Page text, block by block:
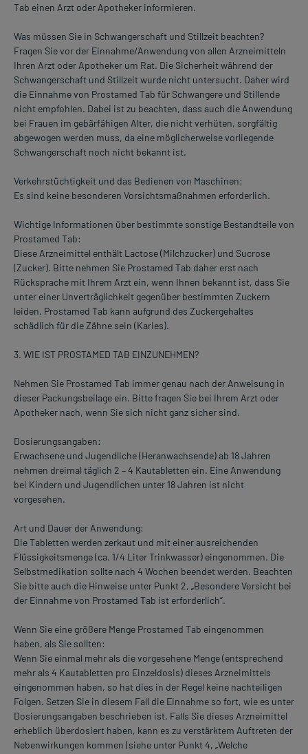
Tab einen Arzt oder Apotheker informieren.
Was müssen Sie in Schwangerschaft und Stillzeit beachten?
Fragen Sie vor der Einnahme/Anwendung von allen Arzneimitteln
Ihren Arzt oder Apotheker um Rat. Die Sicherheit während der
Schwangerschaft und Stillzeit wurde nicht untersucht. Daher wird
die Einnahme von Prostamed Tab für Schwangere und Stillende
nicht empfohlen. Dabei ist zu beachten, dass auch die Anwendung
bei Frauen im gebärfähigen Alter, die nicht verhüten, sorgfältig
abgewogen werden muss, da eine möglicherweise vorliegende
Schwangerschaft noch nicht bekannt ist.
Verkehrstüchtigkeit und das Bedienen von Maschinen:
Es sind keine besonderen Vorsichtsmaßnahmen erforderlich.
Wichtige Informationen über bestimmte sonstige Bestandteile von
Prostamed Tab:
Diese Arzneimittel enthält Lactose (Milchzucker) und Sucrose
(Zucker). Bitte nehmen Sie Prostamed Tab daher erst nach
Rücksprache mit Ihrem Arzt ein, wenn Ihnen bekannt ist, dass Sie
unter einer Unverträglichkeit gegenüber bestimmten Zuckern
leiden. Prostamed Tab kann aufgrund des Zuckergehaltes
schädlich für die Zähne sein (Karies).
3. WIE IST PROSTAMED TAB EINZUNEHMEN?
Nehmen Sie Prostamed Tab immer genau nach der Anweisung in
dieser Packungsbeilage ein. Bitte fragen Sie bei Ihrem Arzt oder
Apotheker nach, wenn Sie sich nicht ganz sicher sind.
Dosierungsangaben:
Erwachsene und Jugendliche (Heranwachsende) ab 18 Jahren
nehmen dreimal täglich 2 – 4 Kautabletten ein. Eine Anwendung
bei Kindern und Jugendlichen unter 18 Jahren ist nicht
vorgesehen.
Art und Dauer der Anwendung:
Die Tabletten werden zerkaut und mit einer ausreichenden
Flüssigkeitsmenge (ca. 1/4 Liter Trinkwasser) eingenommen. Die
Selbstmedikation sollte nach 4 Wochen beendet werden. Beachten
Sie bitte auch die Hinweise unter Punkt 2, „Besondere Vorsicht bei
der Einnahme von Prostamed Tab ist erforderlich“.
Wenn Sie eine größere Menge Prostamed Tab eingenommen
haben, als Sie sollten:
Wenn Sie einmal mehr als die vorgesehene Menge (entsprechend
mehr als 4 Kautabletten pro Einzeldosis) dieses Arzneimittels
eingenommen haben, so hat dies in der Regel keine nachteiligen
Folgen. Setzen Sie in diesem Fall die Einnahme so fort, wie es unter
Dosierungsangaben beschrieben ist. Falls Sie dieses Arzneimittel
erheblich überdosiert haben, kann es zu verstärktem Auftreten der
Nebenwirkungen kommen (siehe unter Punkt 4, „Welche